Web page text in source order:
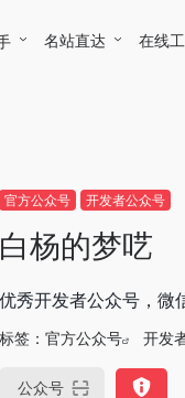
名站直达 在线
官方公众号 开发者公众号
白杨的梦呓
优秀开发者公众号，
标签： 官方公众号 开发
公众号